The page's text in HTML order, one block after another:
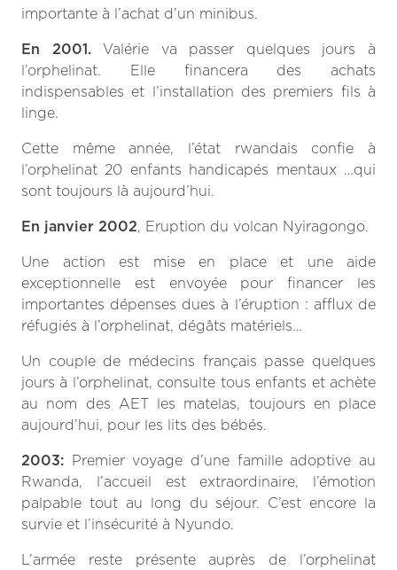
importante à l’achat d’un minibus.
En 2001. Valérie va passer quelques jours à
l’orphelinat. Elle financera des achats
indispensables et l’installation des premiers fils à
linge.
Cette même année, l’état rwandais confie à
l’orphelinat 20 enfants handicapés mentaux …qui
sont toujours là aujourd’hui.
En janvier 2002, Eruption du volcan Nyiragongo.
Une action est mise en place et une aide
exceptionnelle est envoyée pour financer les
importantes dépenses dues à l’éruption : afflux de
réfugiés à l’orphelinat, dégâts matériels…
Un couple de médecins français passe quelques
jours à l’orphelinat, consulte tous enfants et achète
au nom des AET les matelas, toujours en place
aujourd’hui, pour les lits des bébés.
2003: Premier voyage d’une famille adoptive au
Rwanda, l’accueil est extraordinaire, l’émotion
palpable tout au long du séjour. C’est encore la
survie et l’insécurité à Nyundo.
L’armée reste présente auprès de l’orphelinat